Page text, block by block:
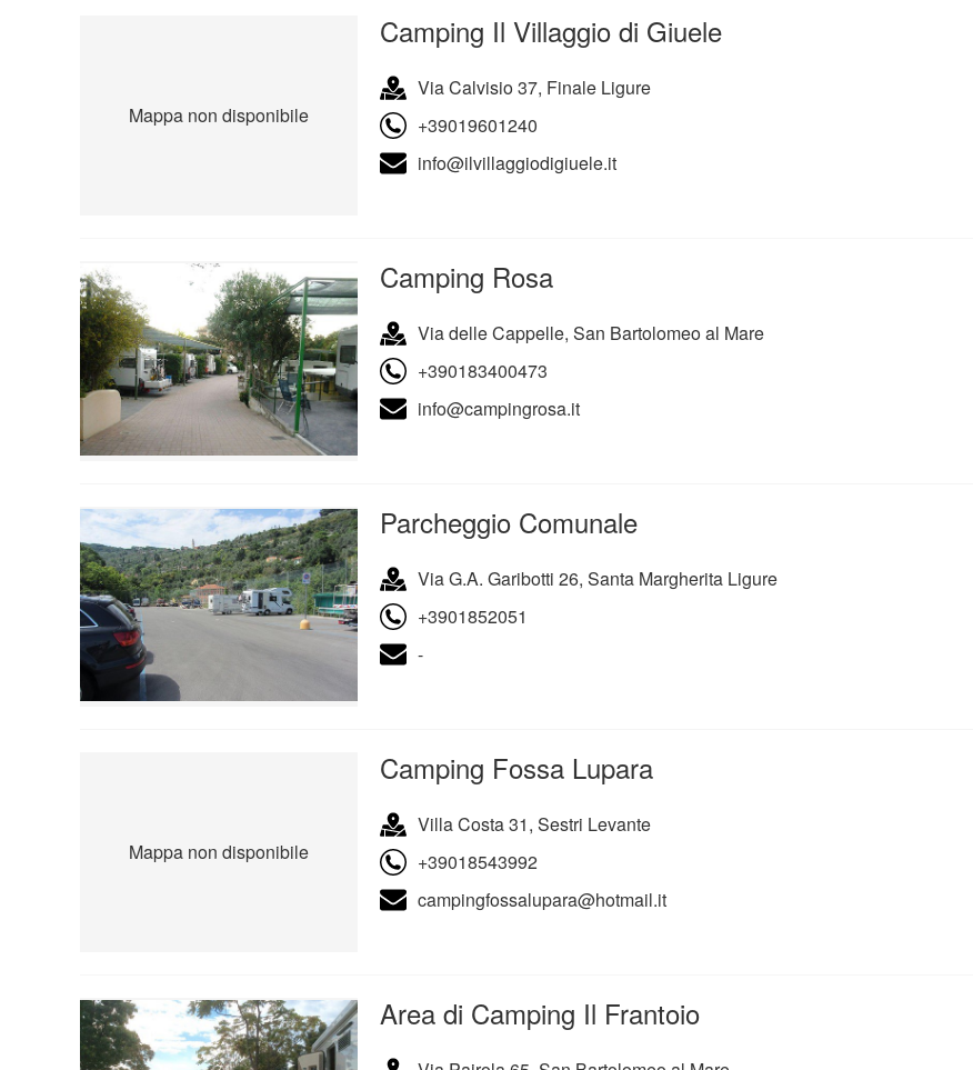
Mappa non disponibile
Camping Il Villaggio di Giuele
Via Calvisio 37, Finale Ligure
+39019601240
info@ilvillaggiodigiuele.it
Camping Rosa
Via delle Cappelle, San Bartolomeo al Mare
+390183400473
info@campingrosa.it
Parcheggio Comunale
Via G.A. Garibotti 26, Santa Margherita Ligure
+3901852051
-
Mappa non disponibile
Camping Fossa Lupara
Villa Costa 31, Sestri Levante
+39018543992
campingfossalupara@hotmail.it
Area di Camping Il Frantoio